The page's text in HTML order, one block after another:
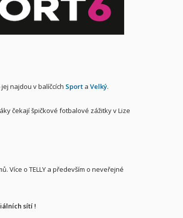
najdou v balíčcích Sporta Velký.
čekají špičkové fotbalové zážitky v Lize
Více o TELLY a především o neveřejné
sítí !